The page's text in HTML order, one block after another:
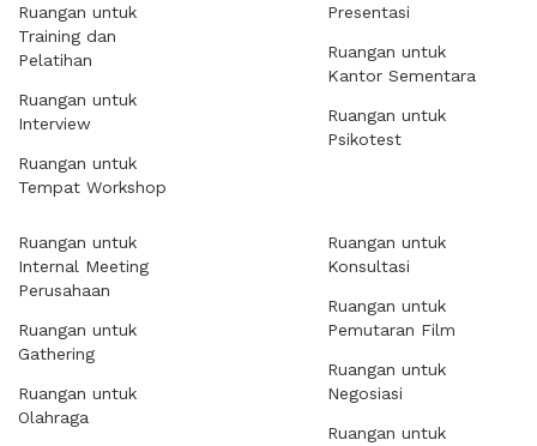
Ruangan untuk
Training dan
Pelatihan
Ruangan untuk
Interview
Ruangan untuk
Tempat Workshop
Presentasi
Ruangan untuk
Kantor Sementara
Ruangan untuk
Psikotest
Ruangan untuk
Internal Meeting
Perusahaan
Ruangan untuk
Gathering
Ruangan untuk
Olahraga
Ruangan untuk
Konsultasi
Ruangan untuk
Pemutaran Film
Ruangan untuk
Negosiasi
Ruangan untuk